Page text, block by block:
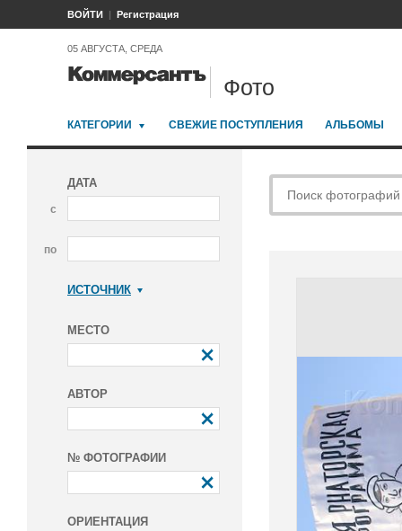
ВОЙТИ Регистрация
05 АВГУСТА, СРЕДА
Фото
КАТЕГОРИИ СВЕЖИЕ ПОСТУПЛЕНИЯ АЛЬБОМЫ
ДАТА
с
по
ИСТОЧНИК
МЕСТО
АВТОР
№ ФОТОГРАФИИ
ОРИЕНТАЦИЯ